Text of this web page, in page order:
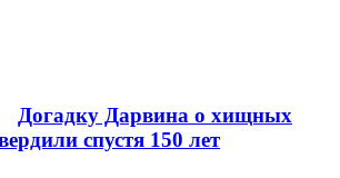
Догадку Дарвина о хищных
спустя 150 лет